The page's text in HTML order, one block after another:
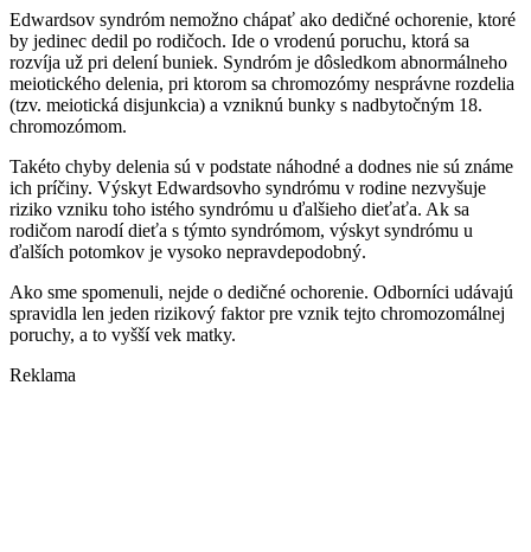
Edwardsov syndróm nemožno chápať ako dedičné ochorenie, ktoré
by jedinec dedil po rodičoch. Ide o vrodenú poruchu, ktorá sa
rozvíja už pri delení buniek. Syndróm je dôsledkom abnormálneho
meiotického delenia, pri ktorom sa chromozómy nesprávne rozdelia
(tzv. meiotická disjunkcia) a vzniknú bunky s nadbytočným 18.
chromozómom.
Takéto chyby delenia sú v podstate náhodné a dodnes nie sú známe
ich príčiny. Výskyt Edwardsovho syndrómu v rodine nezvyšuje
riziko vzniku toho istého syndrómu u ďalšieho dieťaťa. Ak sa
rodičom narodí dieťa s týmto syndrómom, výskyt syndrómu u
ďalších potomkov je vysoko nepravdepodobný.
Ako sme spomenuli, nejde o dedičné ochorenie. Odborníci udávajú
spravidla len jeden rizikový faktor pre vznik tejto chromozomálnej
poruchy, a to vyšší vek matky.
Reklama